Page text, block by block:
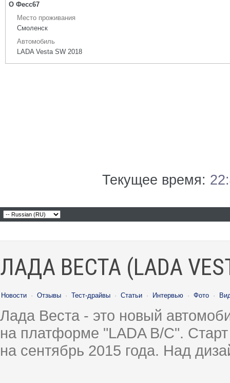
О Фесс67
Место проживания
Смоленск
Автомобиль
LADA Vesta SW 2018
Текущее время:
ЛАДА ВЕСТА (LADA
Новости · Отзывы · Тест-драйвы · Статьи · Интервью · Фото ·
Лада Веста - это новый
на платформе "LADA B/C".
на сентябрь 2015 года. Над